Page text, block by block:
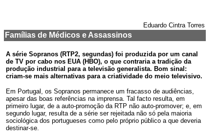
Eduardo Cintra Torres
Famílias de Médicos e Assassinos
A série Sopranos (RTP2, segundas) foi produzida por um canal
de TV por cabo nos EUA (HBO), o que contraria a tradição da
produção industrial para a televisão generalista. Bom sinal:
criam-se mais alternativas para a criatividade do meio televisivo.
Em Portugal, os Sopranos permanece um fracasso de audiências,
apesar das boas referências na imprensa. Tal facto resulta, em
primeiro lugar, de a auto-promoção da RTP não auto-promover; e, em
segundo lugar, resulta de a série ser rejeitada não só pela maioria
sociológica dos portugueses como pelo próprio público a que deveria
destinar-se.